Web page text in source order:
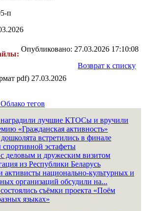
п
pdf) 27.03.2026
Опубликовано: 27.03.2026 17:10:08
Возврат к списку
Облако тегов
лучшие КТОСы и вручили
«Гражданская активность»
встретились в финале
спортивной эстафеты
деловым и дружеским визитом
из Республики Беларусь
активисты национально-культурных и
организаций обсудили на...
съёмки проекта «Поём
языках»